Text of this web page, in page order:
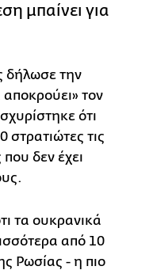
μπαίνει για
δήλωσε την
τον
ότι
στρατιώτες τις
δεν έχει
τα ουκρανικά
από 10
Ρωσίας - η πιο